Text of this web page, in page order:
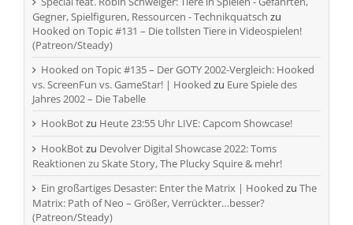
Gegner, Spielfiguren, Ressourcen - Technikquatsch zu
Hooked on Topic #131 – Die tollsten Tiere in Videospielen!
(Patreon/Steady)
Hooked on Topic #135 – Der GOTY 2002-Vergleich: Hooked
vs. ScreenFun vs. GameStar! | Hooked zu Eure Spiele des
Jahres 2002 – Die Tabelle
HookBotzu Heute 23:55 Uhr LIVE: Capcom Showcase!
HookBotzu Devolver Digital Showcase 2022: Toms
Reaktionen zu Skate Story, The Plucky Squire & mehr!
Ein großartiges Desaster: Enter the Matrix | Hooked zu The
Matrix: Path of Neo – Größer, Verrückter…besser?
(Patreon/Steady)